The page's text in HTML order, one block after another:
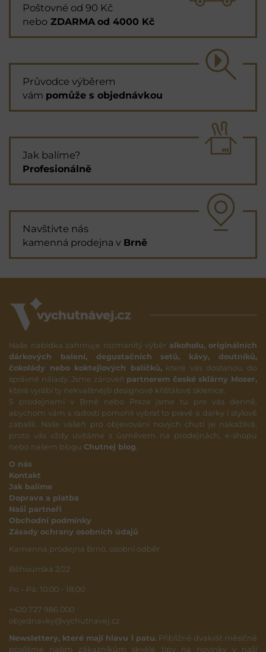
Poštovné od 90 Kč
nebo ZDARMA od 4000 Kč
Průvodce výběrem
vám pomůže s objednávkou
Jak balíme?
Profesionálně
Navštivte nás
kamenná prodejna v Brně
Naše nabídka zahrnuje rozmanitý výběr alkoholu, originálních
dárkových balení, degustačních setů, kávy, doutníků,
čokolády nebo koktejlových balíčků,které vás dostanou do
správné nálady. Jsme zároveň partnerem české sklárny Moser,
která vyrábí ty nekvalitnější designové křišťálové sklenice.
S prodejnami v Brně nebo Praze jsme tu pro vás denně,
abychom vám s radostí pomohli vybrat to pravé a dárky i stylově
zabalili. Naše vášeň pro objevování nových chutí je nakažlivá,
proto vás vždy uvítáme s úsměvem na prodejnách, e-shopu
nebo našem blogu Chutnej blog
O nás
Kontakt
Jak balíme
Doprava a platba
Naši partneři
Obchodní podmínky
Zásady ochrany osobních údajů
Kamenná prodejna Brno, osobní odběr
Běhounská 2/22
Po – Pá: 10:00 – 18:00
+420 727 986 000
objednavky@vychutnavej.cz
Newslettery, které mají hlavu i patu.Přibližně dvakrát měsíčně
posíláme našim zákazníkům skvělé tipy na novinky v naší